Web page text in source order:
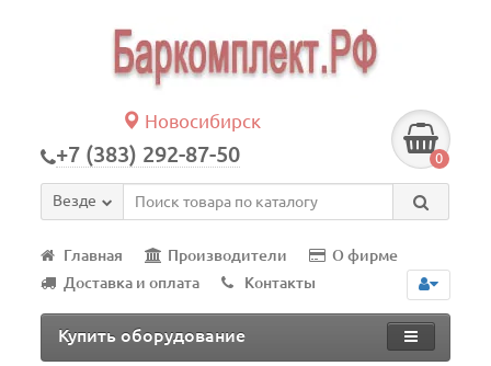
Новосибирск
+7 (383) 292-87-50 0
Везде
Главная Производители
О фирме
Доставка и оплата
Контакты
Купить оборудование